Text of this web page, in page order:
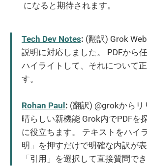
になると期待されます。
Tech Dev Notes: (翻訳) Grok
説明に対応しました。 PDFから
ハイライトして、それについて
す。
Rohan Paul : (翻訳) @grokから
晴らしい新機能 Grok内でPDFを
に役立ちます。 テキストをハイ
明」を押すだけで明確な内訳が表
「引用」を選択して直接質問でき